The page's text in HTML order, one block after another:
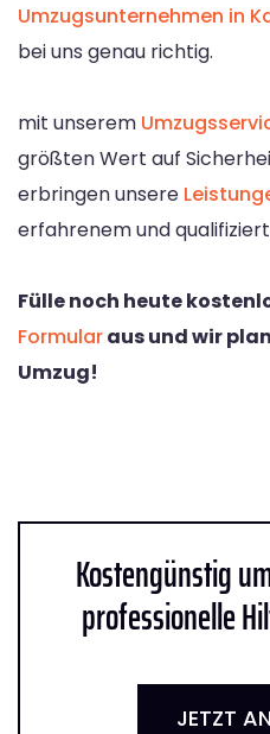
Umzugsunternehmen in
bei uns genau richtig.
mit unserem
größten Wert auf
erbringen unsere
erfahrenem und
Fülle noch heute
Formularaus und wir
Umzug!
Kostengünstig
professionelle
JETZT